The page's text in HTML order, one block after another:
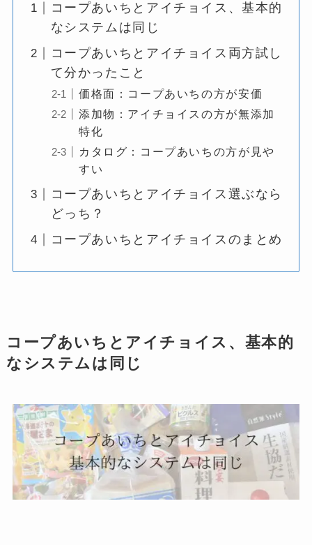
コープあいちとアイチョイス、基本的
なシステムは同じ
コープあいちとアイチョイス両方試し
て分かったこと
価格面：コープあいちの方が安価
添加物：アイチョイスの方が無添加
特化
カタログ：コープあいちの方が見や
すい
コープあいちとアイチョイス選ぶなら
どっち？
コープあいちとアイチョイスのまとめ
コープあいちとアイチョイス、基本的
なシステムは同じ